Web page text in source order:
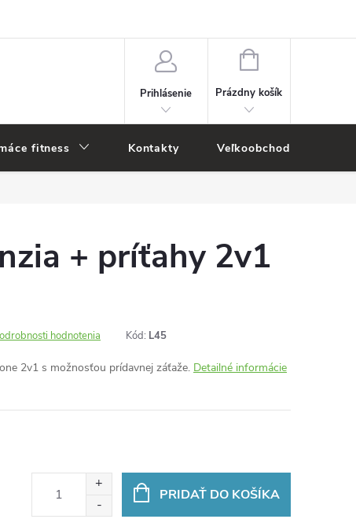
Prihlásenie
NÁKUPNÝ
Prázdny košík
fitness Kontakty Veľkoobchod
+ príťahy 2v1
hodnotenia Kód: L45
2v1 s možnosťou prídavnej záťaže. Detailné informácie
PRIDAŤ DO KOŠÍKA